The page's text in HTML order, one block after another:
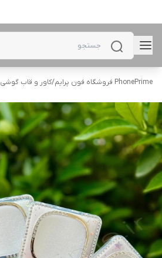
PhonePrime فروشگاه فون پرایم /کاور و قاب گوشی